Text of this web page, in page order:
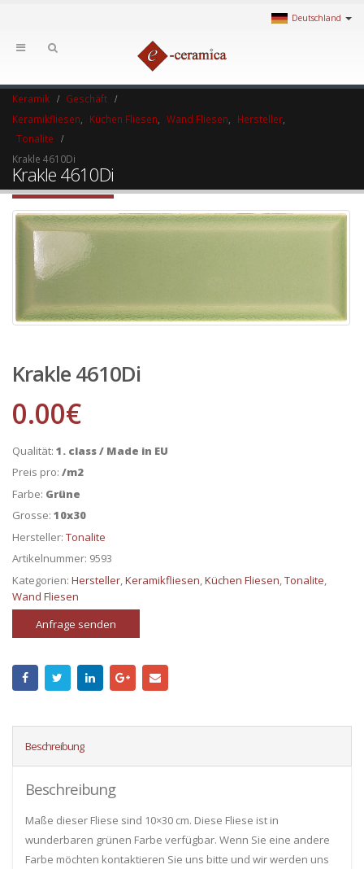
Deutschland
Keramik
Geschäft
Keramikfliesen
Küchen Fliesen Wand Fliesen Hersteller
Tonalite
Krakle 4610Di
Krakle 4610Di
Krakle 4610Di
0.00€
Qualität: 1. class / Made in EU
Preis pro: /m2
Farbe: Grüne
Grosse: 10x30
Hersteller: Tonalite
Artikelnummer: 9593
Kategorien: Hersteller Keramikfliesen Küchen Fliesen Tonalite
Wand Fliesen
Anfrage senden
Beschreibung
Beschreibung
Maße dieser Fliese sind 10×30 cm. Diese Fliese ist in
wunderbaren grünen Farbe verfügbar. Wenn Sie eine andere
Farbe möchten kontaktieren Sie uns bitte und wir werden uns